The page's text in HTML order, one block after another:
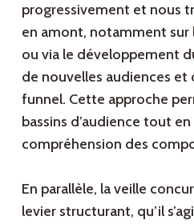
progressivement et nous
en amont, notamment sur
ou via le développement
de nouvelles audiences et
funnel. Cette approche
bassins d’audience tout
compréhension des
En parallèle, la veille
levier structurant, qu’il